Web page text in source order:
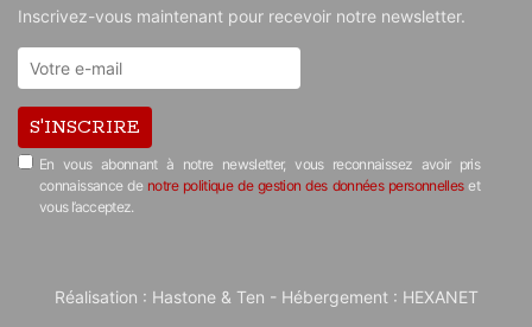
Inscrivez-vous maintenant pour recevoir notre newsletter.
S'INSCRIRE
En vous abonnant à notre newsletter, vous reconnaissez avoir pris
connaissance de notre politique de gestion des données personnelleset
vous l’acceptez.
Réalisation : Hastone & Ten - Hébergement : HEXANET